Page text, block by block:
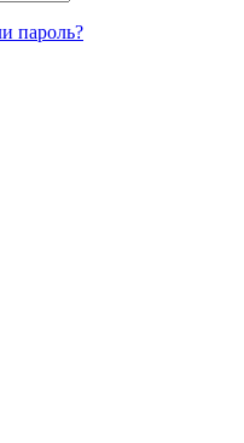
пароль?